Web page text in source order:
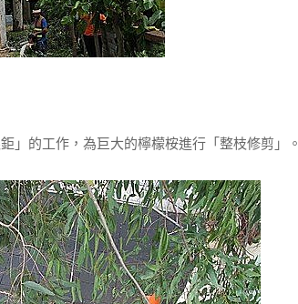
的工作，為巨大的檸檬桉進行「整枝修剪」。